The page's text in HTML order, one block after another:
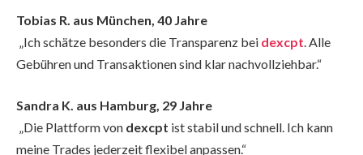
Tobias R. aus München, 40 Jahre
„Ich schätze besonders die Transparenz bei dexcpt . Alle
Gebühren und Transaktionen sind klar nachvollziehbar.“
Sandra K. aus Hamburg, 29 Jahre
„Die Plattform von dexcpt ist stabil und schnell. Ich kann
meine Trades jederzeit flexibel anpassen.“